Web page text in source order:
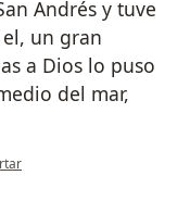
Andrés y tuve
un gran
a Dios lo puso
del mar,
del usuario Alina María